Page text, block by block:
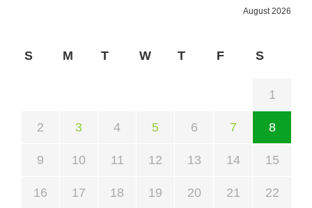
August 2026
S M T W T F S
1
2 3 4 5 6 7 8
9 10 11 12 13 14 15
16 17 18 19 20 21 22